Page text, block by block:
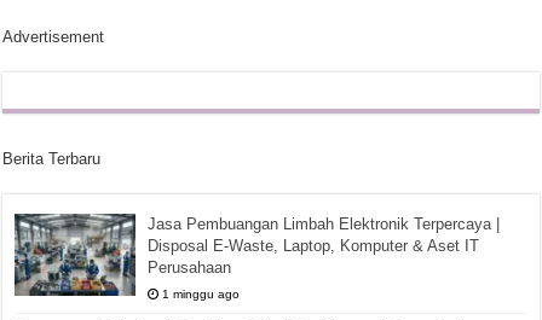
Advertisement
Berita Terbaru
Jasa Pembuangan Limbah Elektronik Terpercaya |
Disposal E-Waste, Laptop, Komputer & Aset IT
Perusahaan
1 minggu ago